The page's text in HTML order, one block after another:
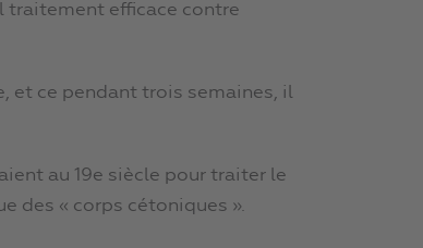
traitement efficace contre
et ce pendant trois semaines, il
au 19e siècle pour traiter le
des « corps cétoniques ».